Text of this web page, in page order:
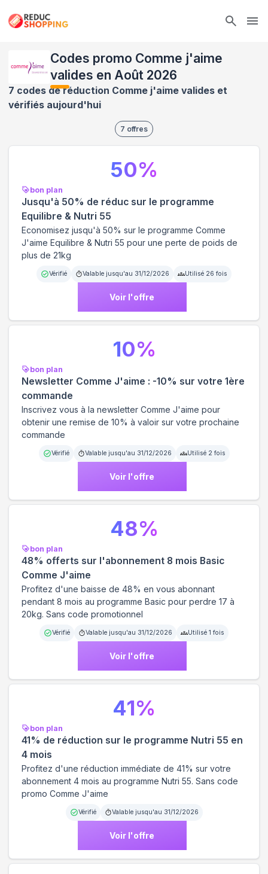
Codes promo Comme j'aime
valides en Août 2026
7 codes de réduction Comme j'aime valides et
vérifiés aujourd'hui
7 offres
bon plan
Jusqu'à 50% de réduc sur le programme
Equilibre & Nutri 55
Economisez jusqu'à 50% sur le programme Comme
J'aime Equilibre & Nutri 55 pour une perte de poids de
plus de 21kg
Vérifié Valable jusqu'au 31/12/2026 Utilisé 26 fois
Voir l'offre
50%
bon plan
Newsletter Comme J'aime : -10% sur votre 1ère
commande
Inscrivez vous à la newsletter Comme J'aime pour
obtenir une remise de 10% à valoir sur votre prochaine
commande
Vérifié Valable jusqu'au 31/12/2026 Utilisé 2 fois
Voir l'offre
10%
bon plan
48% offerts sur l'abonnement 8 mois Basic
Comme J'aime
Profitez d'une baisse de 48% en vous abonnant
pendant 8 mois au programme Basic pour perdre 17 à
20kg. Sans code promotionnel
Vérifié Valable jusqu'au 31/12/2026 Utilisé 1 fois
Voir l'offre
48%
bon plan
41% de réduction sur le programme Nutri 55 en
4 mois
Profitez d'une réduction immédiate de 41% sur votre
abonnement 4 mois au programme Nutri 55. Sans code
promo Comme J'aime
Vérifié Valable jusqu'au 31/12/2026
Voir l'offre
41%